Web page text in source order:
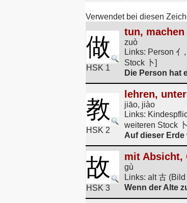
Verwendet bei diesen
做
HSK 1
tun, machen
zuò
Links: Person
Stock 卜]
Die Person hat
教
HSK 2
lehren,
jiāo, jiào
Links:
weiteren Stock
Auf dieser
故
HSK 3
mit Absicht,
gù
Links: alt 古
Wenn der Alte